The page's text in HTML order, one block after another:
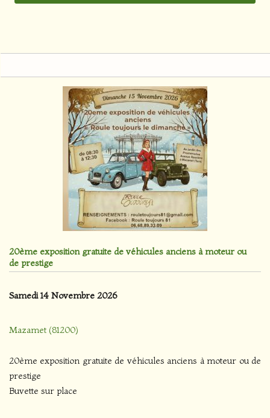
20ème exposition gratuite de véhicules anciens à moteur ou
de prestige
Samedi 14 Novembre 2026
Mazamet (81200)
20ème exposition gratuite de véhicules anciens à moteur ou de
prestige
Buvette sur place